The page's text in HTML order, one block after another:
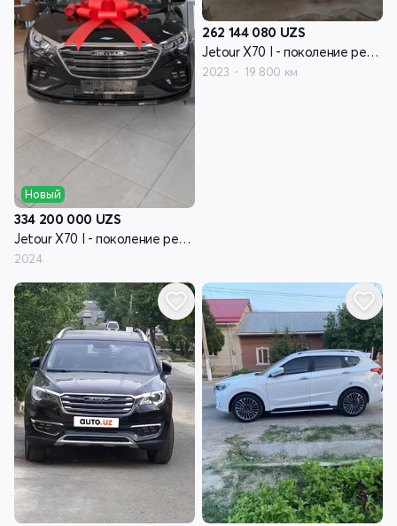
Новый
334 200 000 UZS
Jetour X70 I - поколение рестайлинг
2024
262 144 080 UZS
Jetour X70 I - поколение рестайлинг
2023 19 800 км